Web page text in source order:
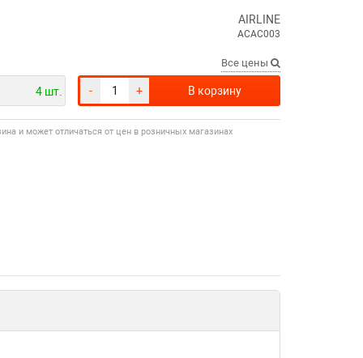
AIRLINE
ACAC003
Все цены
4 шт. - + В корзину
и может отличаться от цен в розничных магазинах